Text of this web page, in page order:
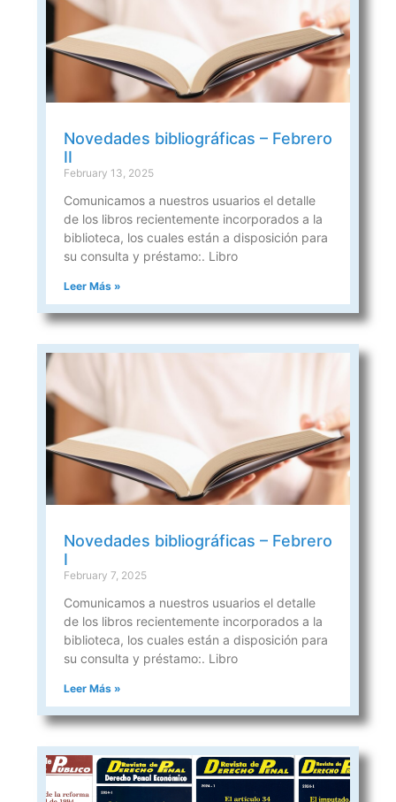
Novedades bibliográficas – Febrero
II
February 13, 2025
Comunicamos a nuestros usuarios el detalle
de los libros recientemente incorporados a la
biblioteca, los cuales están a disposición para
su consulta y préstamo:. Libro
Leer Más »
Novedades bibliográficas – Febrero
I
February 7, 2025
Comunicamos a nuestros usuarios el detalle
de los libros recientemente incorporados a la
biblioteca, los cuales están a disposición para
su consulta y préstamo:. Libro
Leer Más »